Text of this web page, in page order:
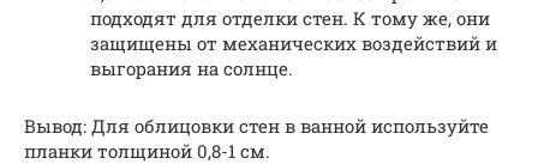
подходят для отделки стен. К тому же, они
защищены от механических воздействий и
выгорания на солнце.
Вывод: Для облицовки стен в ванной используйте
планки толщиной 0,8-1 см.